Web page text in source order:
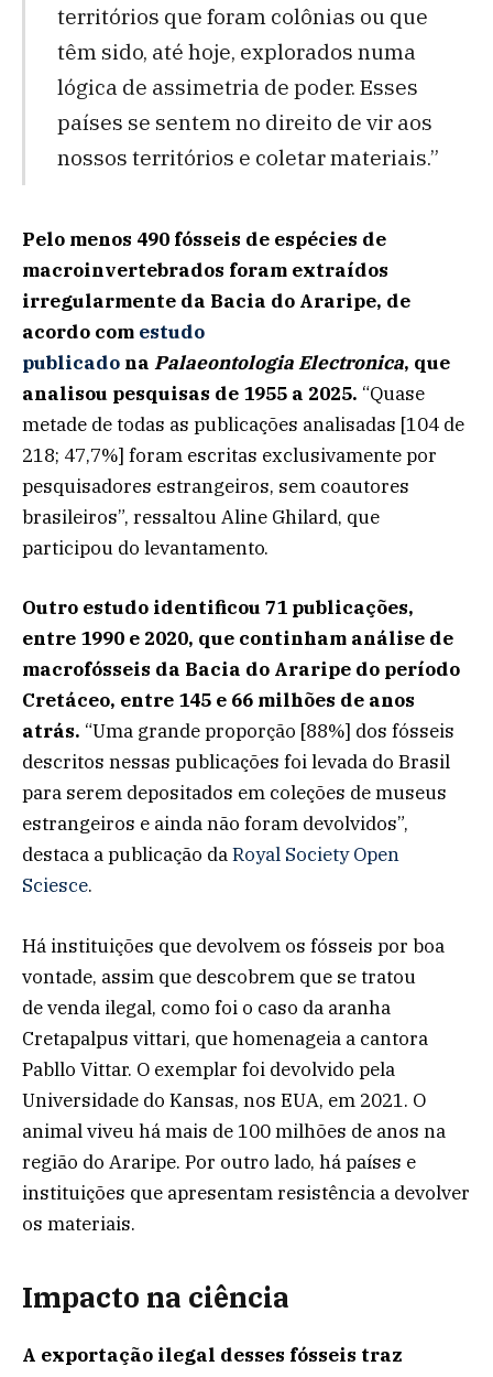
territórios que foram colônias ou que
têm sido, até hoje, explorados numa
lógica de assimetria de poder. Esses
países se sentem no direito de vir aos
nossos territórios e coletar materiais.”
Pelo menos 490 fósseis de espécies de
macroinvertebrados foram extraídos
irregularmente da Bacia do Araripe, de
acordo com estudo
publicado na Palaeontologia Electronica, que
analisou pesquisas de 1955 a 2025. “Quase
metade de todas as publicações analisadas [104 de
218; 47,7%] foram escritas exclusivamente por
pesquisadores estrangeiros, sem coautores
brasileiros”, ressaltou Aline Ghilard, que
participou do levantamento.
Outro estudo identificou 71 publicações,
entre 1990 e 2020, que continham análise de
macrofósseis da Bacia do Araripe do período
Cretáceo, entre 145 e 66 milhões de anos
atrás. “Uma grande proporção [88%] dos fósseis
descritos nessas publicações foi levada do Brasil
para serem depositados em coleções de museus
estrangeiros e ainda não foram devolvidos”,
destaca a publicação daRoyal Society Open
Sciesce.
Há instituições que devolvem os fósseis por boa
vontade, assim que descobrem que se tratou
de venda ilegal, como foi o caso da aranha
Cretapalpus vittari, que homenageia a cantora
Pabllo Vittar. O exemplar foi devolvido pela
Universidade do Kansas, nos EUA, em 2021. O
animal viveu há mais de 100 milhões de anos na
região do Araripe. Por outro lado, há países e
instituições que apresentam resistência a devolver
os materiais.
Impacto na ciência
A exportação ilegal desses fósseis traz